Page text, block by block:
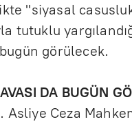
"siyasal
tutuklu
görülecek.
DA BUGÜN
Asliye Ceza